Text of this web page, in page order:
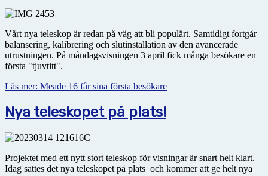
Vårt nya teleskop är redan på väg att bli populärt. Samtidigt fortgår
balansering, kalibrering och slutinstallation av den avancerade
utrustningen. På måndagsvisningen 3 april fick många besökare en
första "tjuvtitt".
Läs mer: Meade 16 får sina första besökare
Nya teleskopet på plats!
Projektet med ett nytt stort teleskop för visningar är snart helt klart.
Idag sattes det nya teleskopet på plats och kommer att ge helt nya